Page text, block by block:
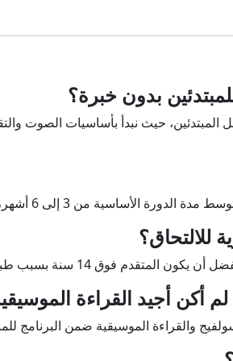
بدون خبرة؟
المبتدئين، حيث نبدأ بأساسيات الصوت
أكن أجيد القراءة